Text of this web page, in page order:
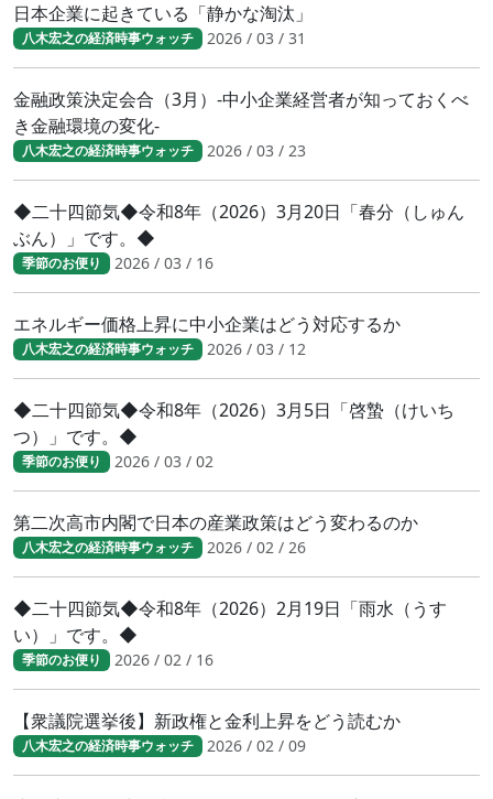
日本企業に起きている「静かな淘汰」
八木宏之の経済時事ウォッチ 2026 / 03 / 31
金融政策決定会合（3月）-中小企業経営者が知っておくべ
き金融環境の変化-
八木宏之の経済時事ウォッチ 2026 / 03 / 23
◆二十四節気◆令和8年（2026）3月20日「春分（しゅん
ぶん）」です。◆
季節のお便り 2026 / 03 / 16
エネルギー価格上昇に中小企業はどう対応するか
八木宏之の経済時事ウォッチ 2026 / 03 / 12
◆二十四節気◆令和8年（2026）3月5日「啓蟄（けいち
つ）」です。◆
季節のお便り 2026 / 03 / 02
第二次高市内閣で日本の産業政策はどう変わるのか
八木宏之の経済時事ウォッチ 2026 / 02 / 26
◆二十四節気◆令和8年（2026）2月19日「雨水（うす
い）」です。◆
季節のお便り 2026 / 02 / 16
【衆議院選挙後】新政権と金利上昇をどう読むか
八木宏之の経済時事ウォッチ 2026 / 02 / 09